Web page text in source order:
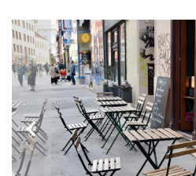
chevron_left